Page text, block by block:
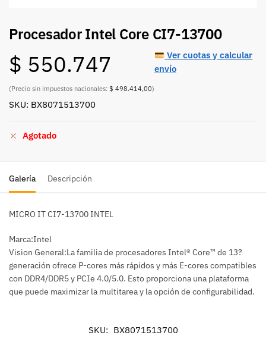
Procesador Intel Core CI7-13700
$ 550.747
(Precio sin impuestos nacionales: $ 498.414,00)
Ver cuotas y calcular
envío
SKU: BX8071513700
Agotado
Galería Descripción
MICRO IT CI7-13700 INTEL
Marca:Intel
Vision General:La familia de procesadores Intel® Core™ de 13?
generación ofrece P-cores más rápidos y más E-cores compatibles
con DDR4/DDR5 y PCIe 4.0/5.0. Esto proporciona una plataforma
que puede maximizar la multitarea y la opción de configurabilidad.
SKU: BX8071513700